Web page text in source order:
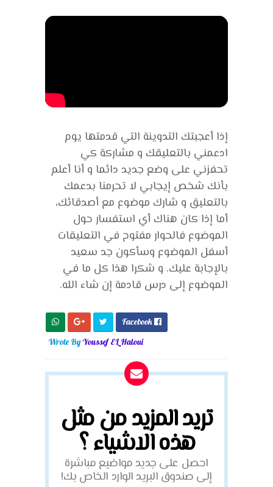
إذا أعجبتك التدوينة التي قدمتها يوم
ادعمني بالتعليقك و مشاركة كي
تحفزني على وضع جديد دائما و أنا أعلم
بأنك شخص إيجابي لا تحرمنا بدعمك
بالتعليق و شارك موضوع مع أصدقائك،
أما إذا كان هناك أي استفسار حول
الموضوع فالحوار مفتوح في التعليقات
أسفل الموضوع وسأكون جد سعيد
بالإجابة عليك. و شكرا هذا كل ما في
الموضوع إلى درس قادمة إن شاء الله.

Wrote ByYoussef EL Haloui
تريد المزيد من مثل
هذه الاشياء ؟
احصل على جديد مواضيع مباشرة
إلى صندوق البريد الوارد الخاص بك!